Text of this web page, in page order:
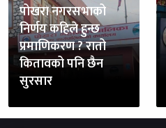
पोखरा नगरसभाको
निर्णय कहिले हुन्छ
प्रमाणिकरण ? रातो
कितावको पनि छैन
सुरसार